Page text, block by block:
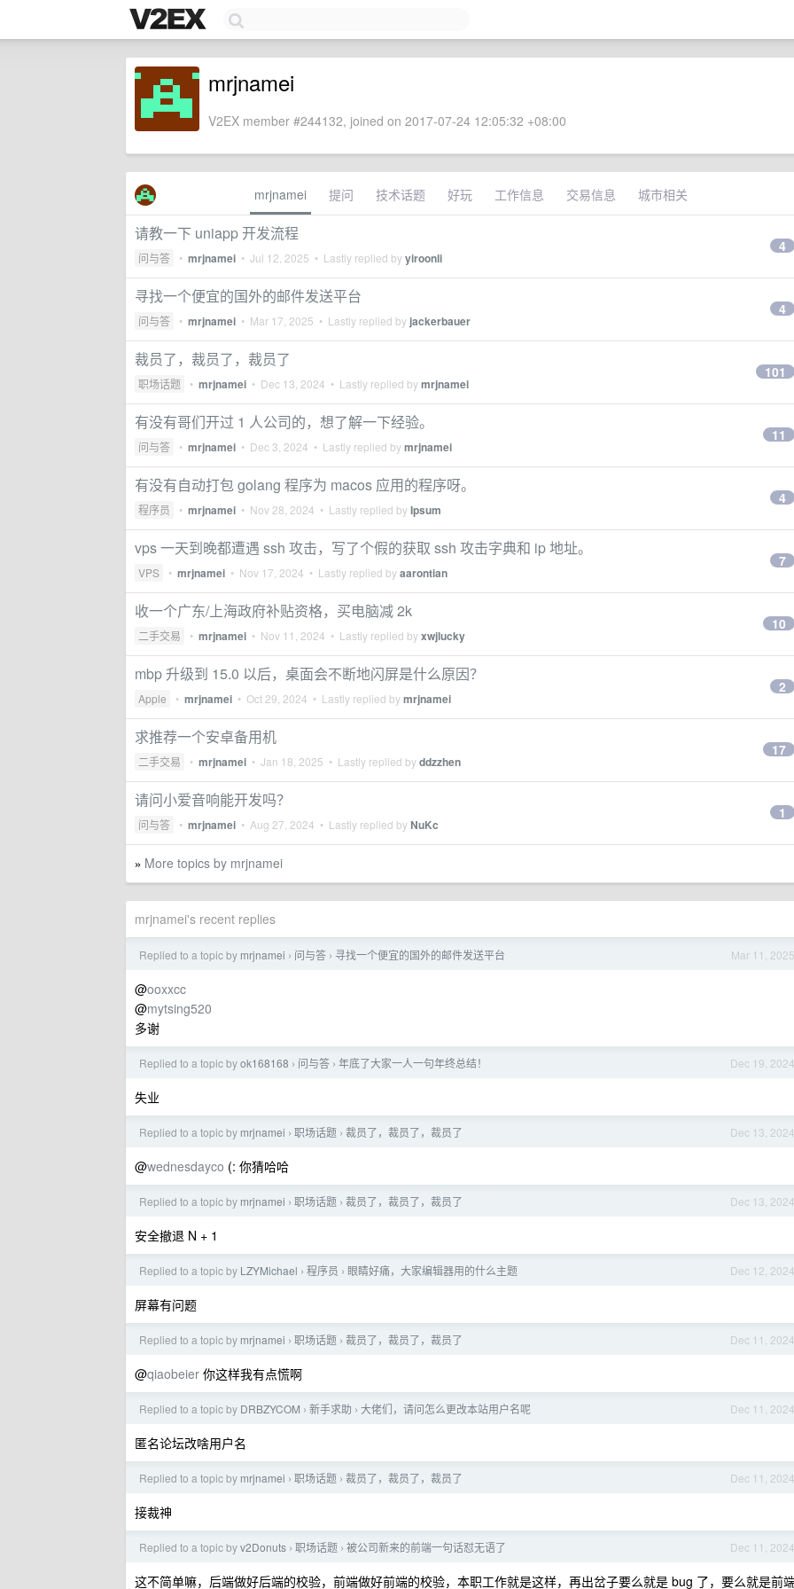
mrjnamei
V2EX member #244132, joined on 2017-07-24 12:05:32 +08:00
mrjnamei 提问 技术话题 好玩 工作信息 交易信息 城市相关
请教一下 uniapp 开发流程
问与答 • mrjnamei • Jul 12, 2025 • Lastly replied byyiroonli
4
寻找一个便宜的国外的邮件发送平台
问与答 • mrjnamei • Mar 17, 2025 • Lastly replied by jackerbauer
4
裁员了，裁员了，裁员了
职场话题 • mrjnamei • Dec 13, 2024 • Lastly replied bymrjnamei
101
有没有哥们开过 1 人公司的，想了解一下经验。
问与答 • mrjnamei • Dec 3, 2024 • Lastly replied bymrjnamei
11
有没有自动打包 golang 程序为 macos 应用的程序呀。
程序员 • mrjnamei • Nov 28, 2024 • Lastly replied byIpsum
4
vps 一天到晚都遭遇 ssh 攻击，写了个假的获取 ssh 攻击字典和 ip 地址。
VPS • mrjnamei • Nov 17, 2024 • Lastly replied byaarontian
7
收一个广东/上海政府补贴资格，买电脑减 2k
二手交易 • mrjnamei • Nov 11, 2024 • Lastly replied byxwjlucky
10
mbp 升级到 15.0 以后，桌面会不断地闪屏是什么原因？
Apple • mrjnamei • Oct 29, 2024 • Lastly replied bymrjnamei
2
求推荐一个安卓备用机
二手交易 • mrjnamei • Jan 18, 2025 • Lastly replied byddzzhen
17
请问小爱音响能开发吗？
问与答 • mrjnamei • Aug 27, 2024 • Lastly replied byNuKc
1
» More topics by mrjnamei
mrjnamei's recent replies
Mar 11, 2025
Replied to a topic by mrjnamei › 问与答 › 寻找一个便宜的国外的邮件发送平台
@ooxxcc
@mytsing520
多谢
Dec 19, 2024
Replied to a topic byok168168 › 问与答 › 年底了大家一人一句年终总结！
失业
Dec 13, 2024
Replied to a topic by mrjnamei › 职场话题 › 裁员了，裁员了，裁员了
@wednesdayco (: 你猜哈哈
Dec 13, 2024
Replied to a topic by mrjnamei › 职场话题 › 裁员了，裁员了，裁员了
安全撤退 N + 1
Dec 12, 2024
Replied to a topic by LZYMichael › 程序员 › 眼睛好痛，大家编辑器用的什么主题
屏幕有问题
Dec 11, 2024
Replied to a topic by mrjnamei › 职场话题 › 裁员了，裁员了，裁员了
@qiaobeier 你这样我有点慌啊
Dec 11, 2024
Replied to a topic by DRBZYCOM › 新手求助 › 大佬们，请问怎么更改本站用户名呢
匿名论坛改啥用户名
Dec 11, 2024
Replied to a topic by mrjnamei › 职场话题 › 裁员了，裁员了，裁员了
接裁神
Dec 11, 2024
Replied to a topic byv2Donuts › 职场话题 › 被公司新来的前端一句话怼无语了
这不简单嘛，后端做好后端的校验，前端做好前端的校验，本职工作就是这样，再出岔子要么就是 bug 了，要么就是前